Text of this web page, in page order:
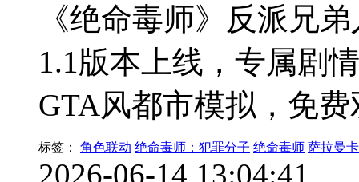
《绝命毒师》反派兄
1.1版本上线，专属剧
GTA风都市模拟，免
标签： 角色联动 绝命毒师：犯罪分子 绝命毒师 萨拉曼
2026-06-14 13:04:41